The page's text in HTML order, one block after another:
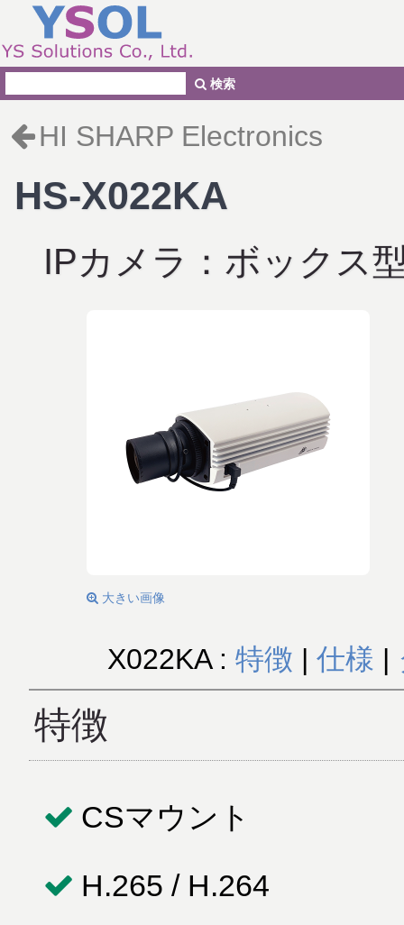
HI SHARP Electronics
HS-X022KA
IPカメラ：ボックス
大きい画像
X022KA : 特徴 | 仕様 |
特徴
CSマウント
H.265 / H.264
検索